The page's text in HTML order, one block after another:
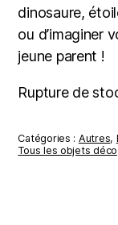
dinosaure,
ou d’imaginer
jeune parent !
Rupture de
Catégories : Autres,
Tous les objets déco